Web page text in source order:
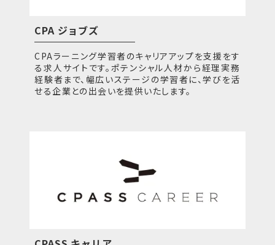
CPA ジョブズ
CPAラーニング学習者のキャリアアップを支援をす
る求人サイトです。ポテンシャル人材から経理実務
経験者まで、幅広いステージの学習者に、学びを活
せる企業との出会いを提供いたします。